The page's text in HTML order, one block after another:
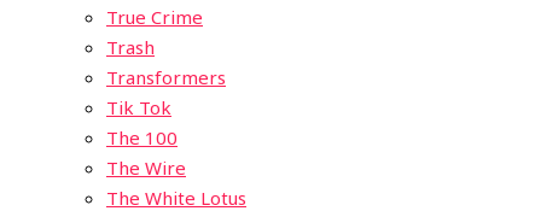
True Crime
Trash
Transformers
Tik Tok
The 100
The Wire
The White Lotus